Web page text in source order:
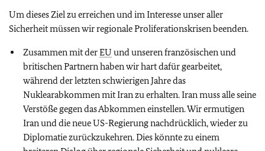
Um dieses Ziel zu erreichen und im Interesse unser aller
Sicherheit müssen wir regionale Proliferationskrisen beenden.
Zusammen mit derEU und unseren französischen und
britischen Partnern haben wir hart dafür gearbeitet,
während der letzten schwierigen Jahre das
Nuklearabkommen mit Iran zu erhalten. Iran muss alle seine
Verstöße gegen das Abkommen einstellen. Wir ermutigen
Iran und die neue US-Regierung nachdrücklich, wieder zu
Diplomatie zurückzukehren. Dies könnte zu einem